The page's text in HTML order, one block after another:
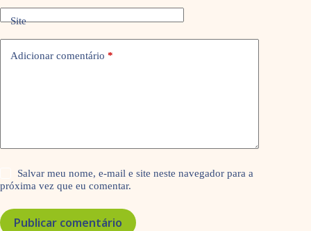
Site
Adicionar comentário *
Salvar meu nome, e-mail e site neste navegador para a
próxima vez que eu comentar.
Publicar comentário